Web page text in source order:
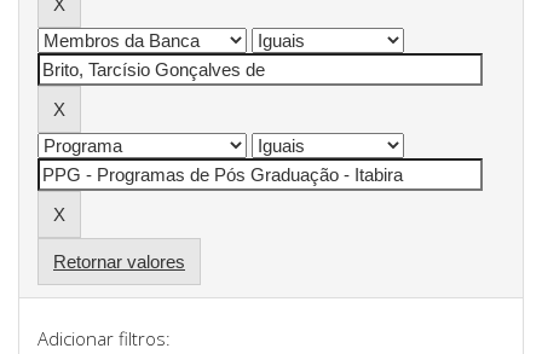
Retornar valores
Adicionar filtros: